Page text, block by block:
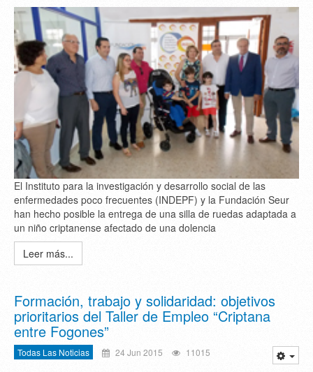
El Instituto para la investigación y desarrollo social de las
enfermedades poco frecuentes (INDEPF) y la Fundación Seur
han hecho posible la entrega de una silla de ruedas adaptada a
un niño criptanense afectado de una dolencia
Leer más...
Formación, trabajo y solidaridad: objetivos
prioritarios del Taller de Empleo “Criptana
entre Fogones”
Todas Las Noticias 24 Jun 2015 11015